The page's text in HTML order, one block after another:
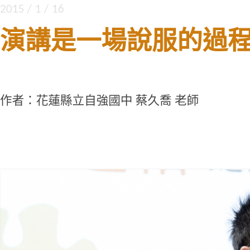
2015 / 1 / 16
演講是一場說服的過
作者：花蓮縣立自強國中 蔡久喬 老師